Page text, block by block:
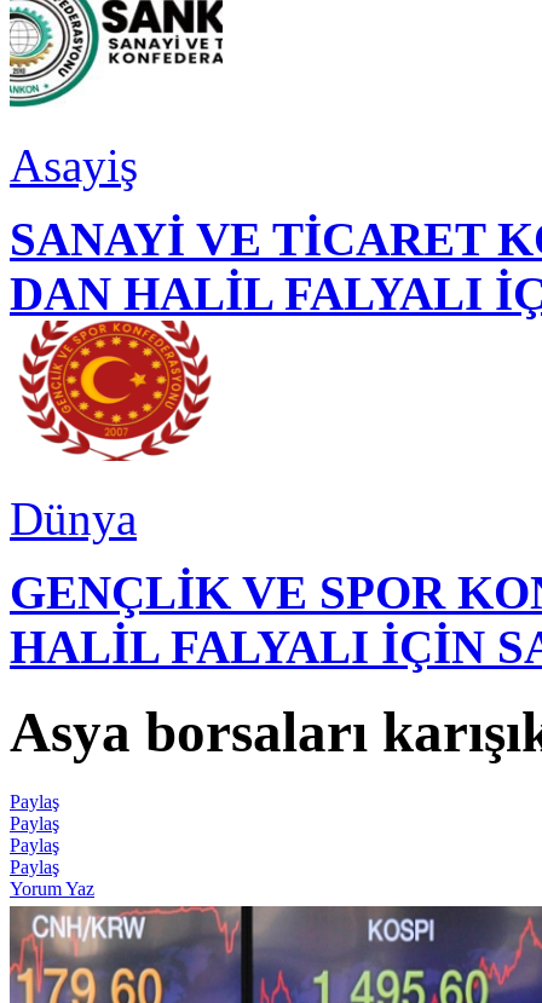
Asayiş
SANAYİ VE TİCARET
DAN HALİL FALYALI
Dünya
GENÇLİK VE SPOR
HALİL FALYALI İÇİN
Asya borsaları
Paylaş
Paylaş
Paylaş
Paylaş
Yorum Yaz